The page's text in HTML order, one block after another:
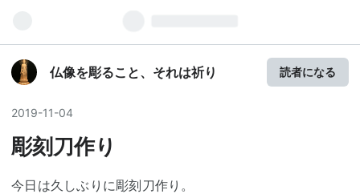
仏像を彫ること、それは祈り 読者になる
2019-11-04
彫刻刀作り
今日は久しぶりに彫刻刀作り。